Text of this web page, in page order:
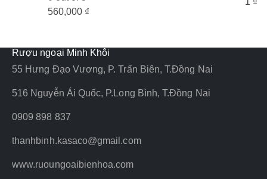
560,000 ₫
Rượu ngoại Minh Khôi
55 Hưng Đạo Vương, P. Trấn Biên, T.Đồng Nai
516 Nguyễn Ái Quốc, P.Long Bình, T.Đồng Nai
0909 898 837
thanhbinh.kasaco@gmail.com
www.ruoungoaibienhoa.com